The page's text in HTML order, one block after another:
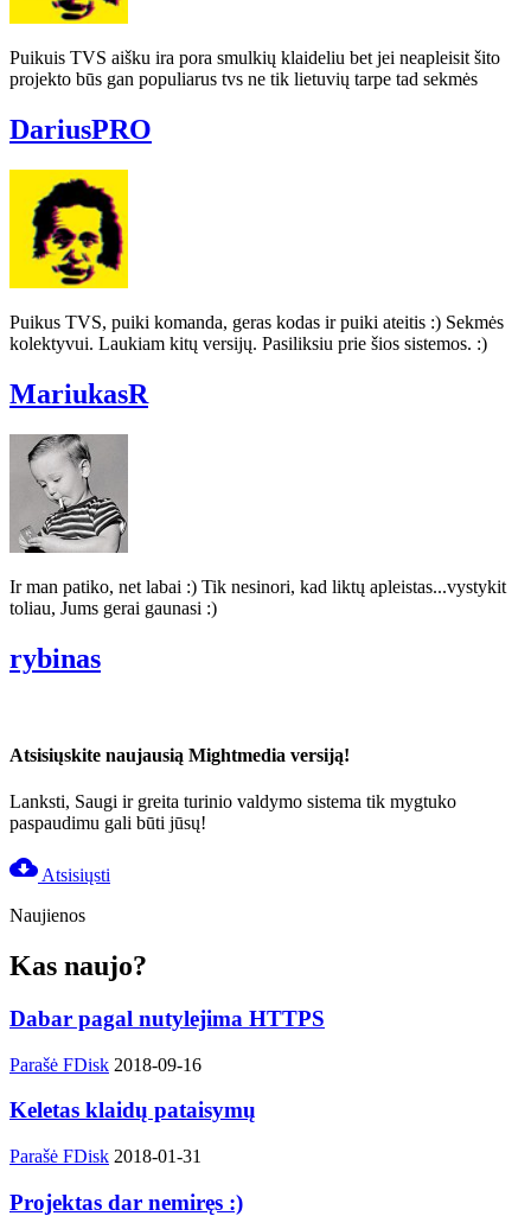
Puikuis TVS aišku ira pora smulkių klaideliu bet jei neapleisit šito
projekto būs gan populiarus tvs ne tik lietuvių tarpe tad sekmės
DariusPRO
Puikus TVS, puiki komanda, geras kodas ir puiki ateitis :) Sekmės
kolektyvui. Laukiam kitų versijų. Pasiliksiu prie šios sistemos. :)
MariukasR
Ir man patiko, net labai :) Tik nesinori, kad liktų apleistas...vystykit
toliau, Jums gerai gaunasi :)
rybinas
Atsisiųskite naujausią Mightmedia versiją!
Lanksti, Saugi ir greita turinio valdymo sistema tik mygtuko
paspaudimu gali būti jūsų!
cloud_download Atsisiųsti
Naujienos
Kas naujo?
Dabar pagal nutylejima HTTPS
Parašė FDisk 2018-09-16
Keletas klaidų pataisymų
Parašė FDisk 2018-01-31
Projektas dar nemiręs :)